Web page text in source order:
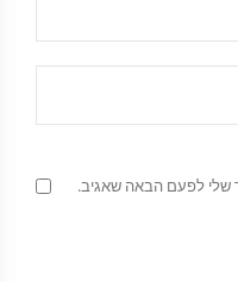
שלי לפעם הבאה שאגיב.